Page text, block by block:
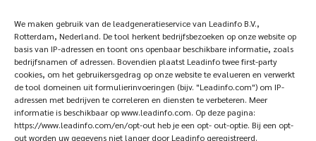
We maken gebruik van de leadgeneratieservice van Leadinfo B.V.,
Rotterdam, Nederland. De tool herkent bedrijfsbezoeken op onze website op
basis van IP-adressen en toont ons openbaar beschikbare informatie, zoals
bedrijfsnamen of adressen. Bovendien plaatst Leadinfo twee first-party
cookies, om het gebruikersgedrag op onze website te evalueren en verwerkt
de tool domeinen uit formulierinvoeringen (bijv. "Leadinfo.com") om IP-
adressen met bedrijven te correleren en diensten te verbeteren. Meer
informatie is beschikbaar op www.leadinfo.com. Op deze pagina:
https://www.leadinfo.com/en/opt-out heb je een opt- out-optie. Bij een opt-
out worden uw gegevens niet langer door Leadinfo geregistreerd.
References
Veelgestelde vragen
Follow Us Subscribe now!